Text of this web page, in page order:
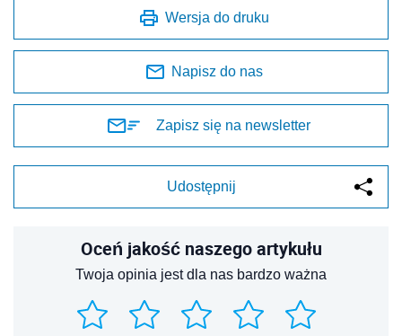
Wersja do druku
Napisz do nas
Zapisz się na newsletter
Udostępnij
Oceń jakość naszego artykułu
Twoja opinia jest dla nas bardzo ważna